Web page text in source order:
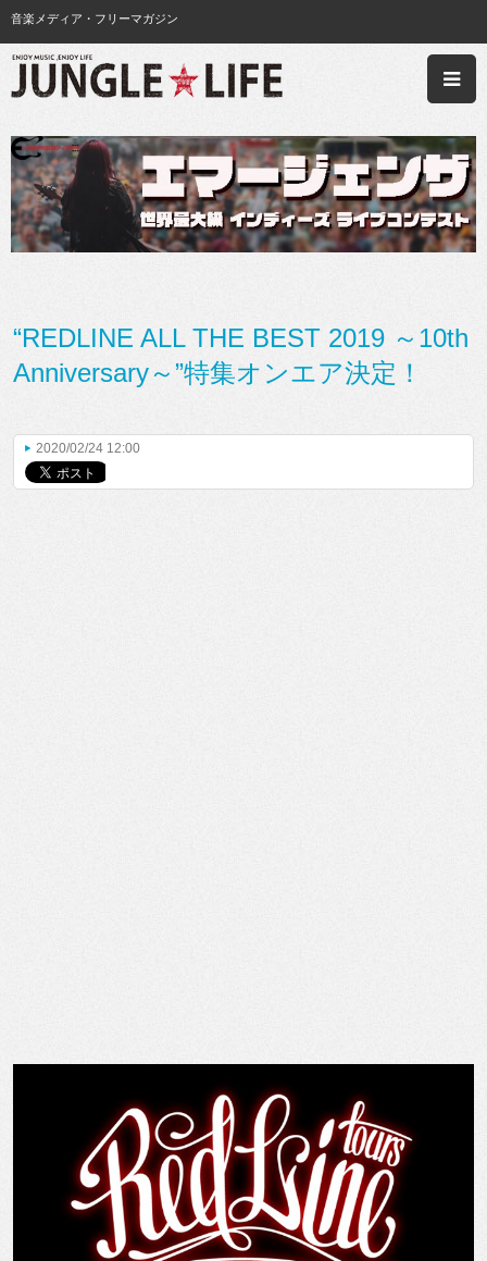
音楽メディア・フリーマガジン
“REDLINE ALL THE BEST 2019 ～10th
Anniversary～”特集オンエア決定！
2020/02/24 12:00